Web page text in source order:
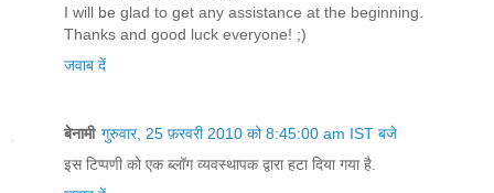
I will be glad to get any assistance at the beginning.
Thanks and good luck everyone! ;)
जवाब दें
बेनामी गुरुवार, 25 फ़रवरी 2010 को 8:45:00 am IST बजे
इस टिप्पणी को एक ब्लॉग व्यवस्थापक द्वारा हटा दिया गया है.